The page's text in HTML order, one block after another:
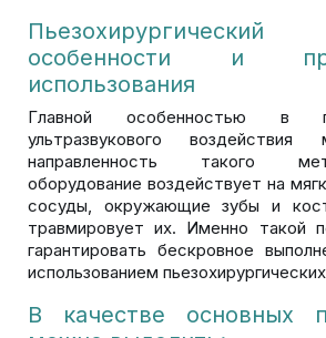
особенности и
использования
Главной особенностью в
ультразвукового
направленность такого
оборудование воздействует на
сосуды, окружающие зубы и
травмировует их. Именно такой
гарантировать бескровное
использованием
В качестве основных